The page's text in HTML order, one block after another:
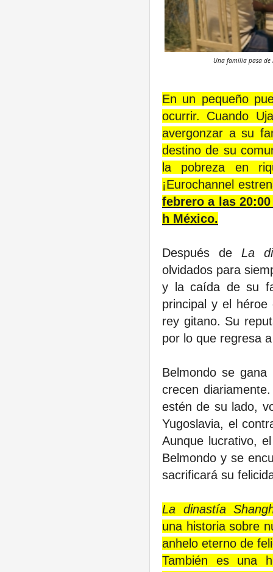
Una familia pasa de
En un pequeño
ocurrir. Cuando
avergonzar a su
destino de su
la pobreza en
¡Eurochannel
febrero a las
h México.
Después de La
olvidados para
y la caída de su
principal y el
rey gitano. Su
por lo que regresa
Belmondo se
crecen
estén de su lado,
Yugoslavia, el
Aunque lucrativo,
Belmondo y se
sacrificará su
La dinastía
una historia sobre
anhelo eterno de
También es una